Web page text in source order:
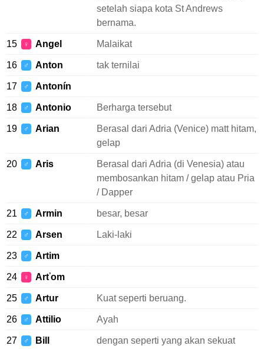
setelah siapa kota St Andrews
bernama.
15 ♀ Angel Malaikat
16 ♂ Anton tak ternilai
17 ♂ Antonín
18 ♂ Antonio Berharga tersebut
19 ♂ Arian
Berasal dari Adria (Venice) matt hitam,
gelap
20 ♂ Aris
Berasal dari Adria (di Venesia) atau
membosankan hitam / gelap atau Pria
/ Dapper
21 ♂ Armin besar, besar
22 ♂ Arsen Laki-laki
23 ♂ Artim
24 ♀ Arťom
25 ♂ Artur Kuat seperti beruang.
26 ♂ Attilio Ayah
27 ♂ Bill
dengan seperti yang akan sekuat